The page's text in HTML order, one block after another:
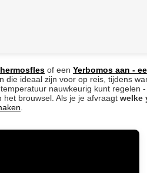
of een Yerbomos aan -
die ideaal zijn voor op reis, tijdens
nauwkeurig kunt regelen
brouwsel. Als je je afvraagt welke